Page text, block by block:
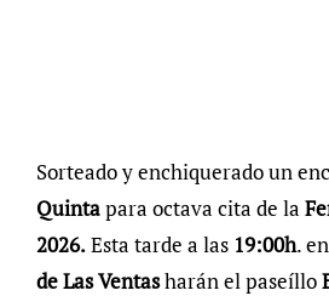
Sorteado y enchiquerado un
Quintapara octava cita de la
2026.Esta tarde a las 19:00h.
de Las Ventasharán el paseíllo